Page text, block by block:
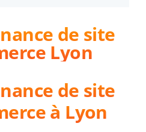
de site
Lyon
de site
à Lyon